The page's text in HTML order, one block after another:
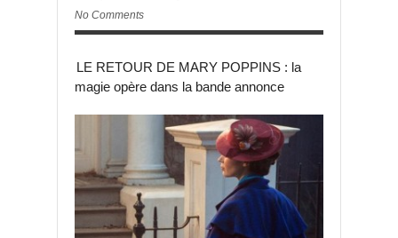
No Comments
LE RETOUR DE MARY POPPINS : la
magie opère dans la bande annonce